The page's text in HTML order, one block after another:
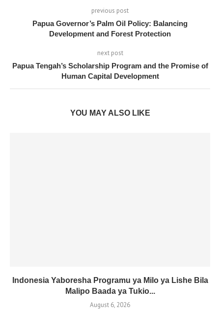
previous post
Papua Governor’s Palm Oil Policy: Balancing
Development and Forest Protection
next post
Papua Tengah’s Scholarship Program and the Promise of
Human Capital Development
YOU MAY ALSO LIKE
Indonesia Yaboresha Programu ya Milo ya Lishe Bila
Malipo Baada ya Tukio...
August 6, 2026